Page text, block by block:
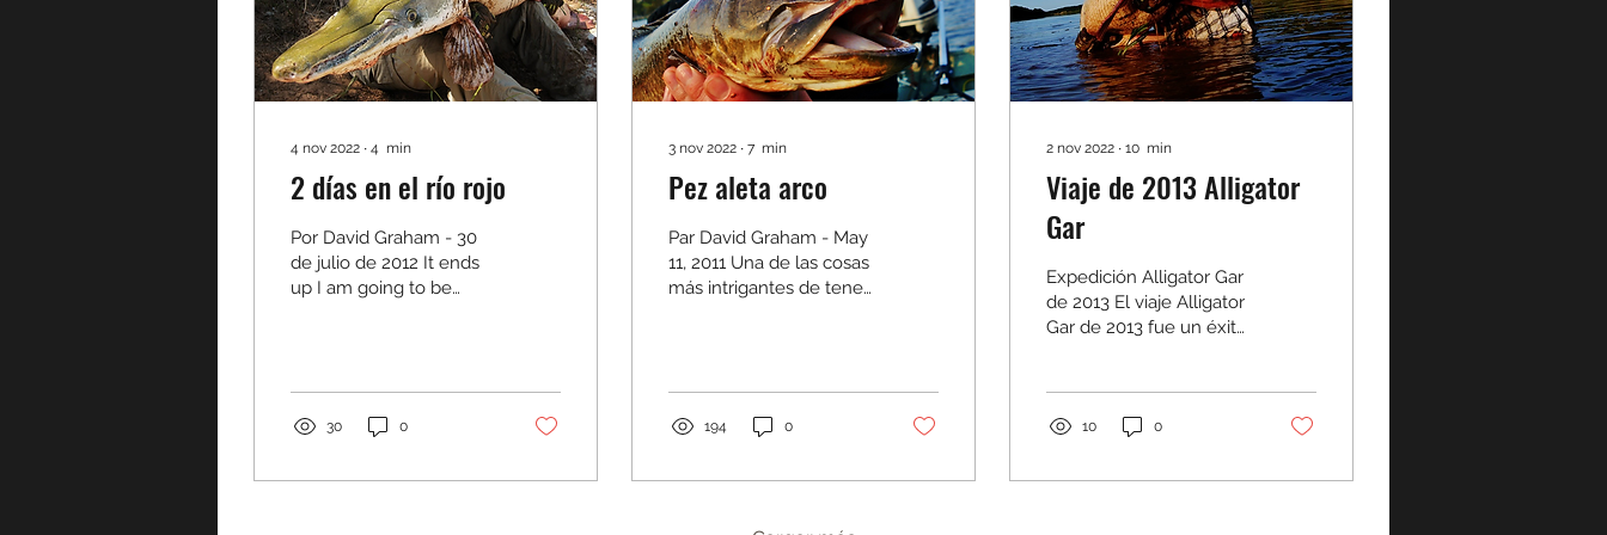
4 nov 2022 ∙ 4 min
2 días en el río rojo
Por David Graham - 30
de julio de 2012 It ends
up I am going to be
30 0
3 nov 2022 ∙ 7 min
Pez aleta arco
Par David Graham - May
11, 2011 Una de las cosas
más intrigantes de tener
de...
194 0
2 nov 2022 ∙ 10 min
Viaje de 2013 Alligator
Gar
Expedición Alligator Gar
de 2013 El viaje Alligator
Gar de 2013 fue un éxito
10 0